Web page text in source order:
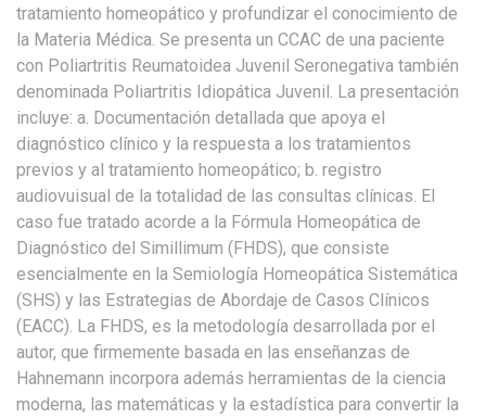
tratamiento homeopático y profundizar el conocimiento de
la Materia Médica. Se presenta un CCAC de una paciente
con Poliartritis Reumatoidea Juvenil Seronegativa también
denominada Poliartritis Idiopática Juvenil. La presentación
incluye: a. Documentación detallada que apoya el
diagnóstico clínico y la respuesta a los tratamientos
previos y al tratamiento homeopático; b. registro
audiovuisual de la totalidad de las consultas clínicas. El
caso fue tratado acorde a la Fórmula Homeopática de
Diagnóstico del Simillimum (FHDS), que consiste
esencialmente en la Semiología Homeopática Sistemática
(SHS) y las Estrategias de Abordaje de Casos Clínicos
(EACC). La FHDS, es la metodología desarrollada por el
autor, que firmemente basada en las enseñanzas de
Hahnemann incorpora además herramientas de la ciencia
moderna, las matemáticas y la estadística para convertir la